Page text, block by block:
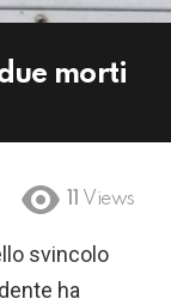
morti
Views
svincolo
ha